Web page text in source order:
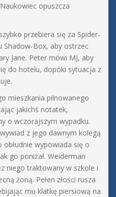
opuszcza
przebiera się za Spider-
Shadow-Box, aby ostrzec
Jane. Peter mówi MJ, aby
do hotelu, dopóki sytuacja z
mieszkania pilnowanego
jakichś notatek,
o wczorajszym wypadku.
z jego dawnym kolegą
wypowiada się o
go poniżał. Weiderman
niego traktowany w szkole i
żoną. Pełen złości rusza
mu klatkę piersiową na